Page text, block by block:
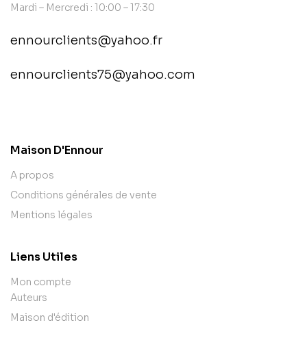
Mardi – Mercredi : 10:00 – 17:30
ennourclients@yahoo.fr
ennourclients75@yahoo.com
Maison D'Ennour
A propos
Conditions générales de vente
Mentions légales
Liens Utiles
Mon compte
Auteurs
Maison d'édition